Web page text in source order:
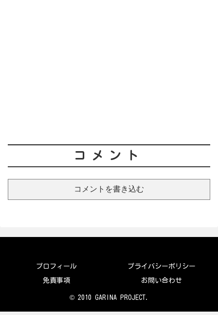
コメント
コメントを書き込む
プロフィール プライバシーポリシー
免責事項 お問い合わせ
© 2010 GARINA PROJECT.